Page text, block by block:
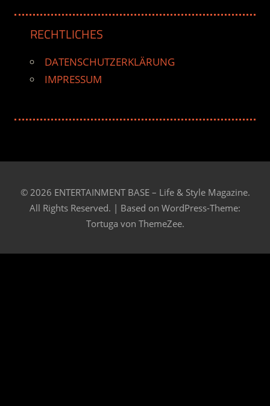
RECHTLICHES
DATENSCHUTZERKLÄRUNG
IMPRESSUM
© 2026 ENTERTAINMENT BASE – Life & Style Magazine.
All Rights Reserved. | Based on WordPress-Theme:
Tortuga von ThemeZee.